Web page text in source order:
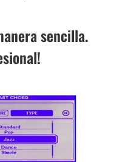
sencilla.